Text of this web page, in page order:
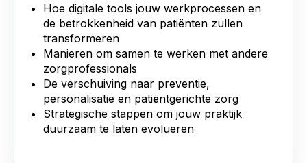
Hoe digitale tools jouw werkprocessen en
de betrokkenheid van patiënten zullen
transformeren
Manieren om samen te werken met andere
zorgprofessionals
De verschuiving naar preventie,
personalisatie en patiëntgerichte zorg
Strategische stappen om jouw praktijk
duurzaam te laten evolueren